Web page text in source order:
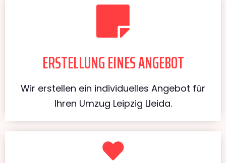
ERSTELLUNG EINES ANGEBOT
Wir erstellen ein individuelles Angebot für
Ihren Umzug Leipzig Lleida.